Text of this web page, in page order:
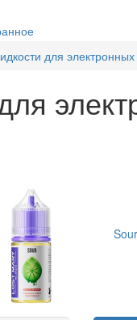
для электронных
Sour